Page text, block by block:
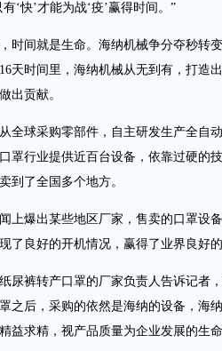
‘快’才能为战‘疫’赢得时间。”
间就是生命。海纳机械争分夺秒转变
天时间里，海纳机械从无到有，打造
出贡献。
球采购零部件，自主研发生产全自动
罩行业提供近百台设备，依靠过硬的
到了全国多个地方。
爆出某些地区厂家，售卖的口罩设备
了良好的开机情况，赢得了业界良好的
裤转产口罩的厂家负责人告诉记者，
之后，采购的依然是海纳的设备，海
益求精，视产品质量为企业发展的生